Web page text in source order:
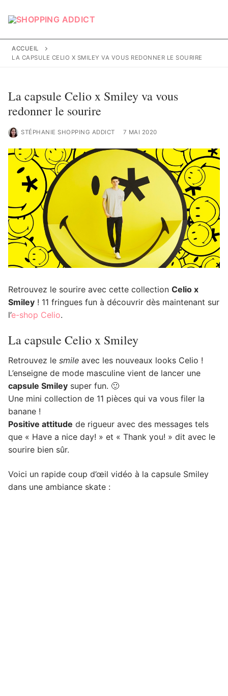
au
ACCUEIL
LA CAPSULE CELIO X SMILEY VA VOUS REDONNER LE SOURIRE
La capsule Celio x Smiley va vous
redonner le sourire
STÉPHANIE SHOPPING ADDICT 7 MAI 2020
Retrouvez le sourire avec cette collection Celio x
Smiley ! 11 fringues fun à découvrir dès maintenant sur
l’e-shop Celio.
La capsule Celio x Smiley
Retrouvez le smile avec les nouveaux looks Celio !
L’enseigne de mode masculine vient de lancer une
capsule Smiley super fun. 🙂
Une mini collection de 11 pièces qui va vous filer la
banane !
Positive attitude de rigueur avec des messages tels
que « Have a nice day! » et « Thank you! » dit avec le
sourire bien sûr.
Voici un rapide coup d’œil vidéo à la capsule Smiley
dans une ambiance skate :